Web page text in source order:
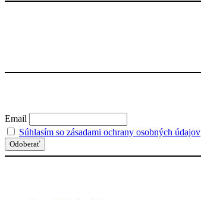
Email
Súhlasím so zásadami ochrany osobných údajov